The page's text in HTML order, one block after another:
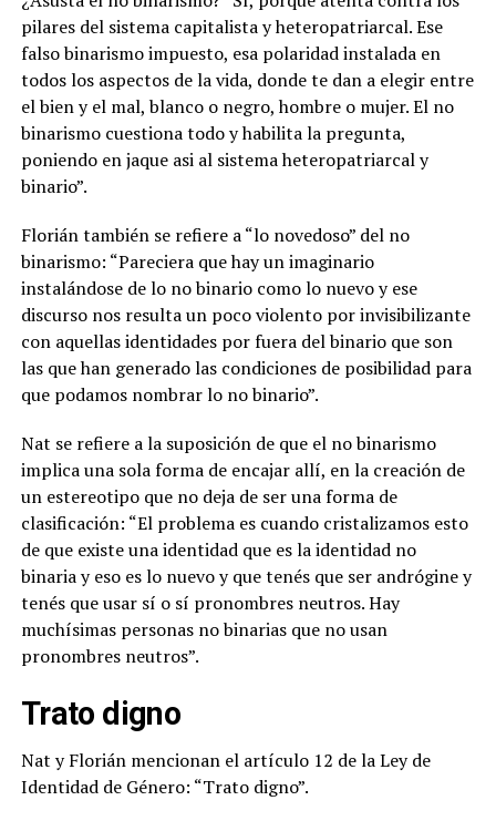
pilares del sistema capitalista y heteropatriarcal. Ese
falso binarismo impuesto, esa polaridad instalada en
todos los aspectos de la vida, donde te dan a elegir entre
el bien y el mal, blanco o negro, hombre o mujer. El no
binarismo cuestiona todo y habilita la pregunta,
poniendo en jaque asi al sistema heteropatriarcal y
binario”.
Florián también se refiere a “lo novedoso” del no
binarismo: “Pareciera que hay un imaginario
instalándose de lo no binario como lo nuevo y ese
discurso nos resulta un poco violento por invisibilizante
con aquellas identidades por fuera del binario que son
las que han generado las condiciones de posibilidad para
que podamos nombrar lo no binario”.
Nat se refiere a la suposición de que el no binarismo
implica una sola forma de encajar allí, en la creación de
un estereotipo que no deja de ser una forma de
clasificación: “El problema es cuando cristalizamos esto
de que existe una identidad que es la identidad no
binaria y eso es lo nuevo y que tenés que ser andrógine y
tenés que usar sí o sí pronombres neutros. Hay
muchísimas personas no binarias que no usan
pronombres neutros”.
Trato digno
Nat y Florián mencionan el artículo 12 de la Ley de
Identidad de Género: “Trato digno”.